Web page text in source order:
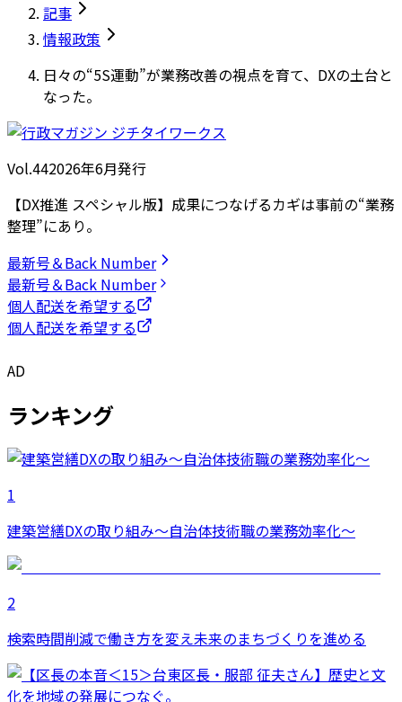
記事
情報政策
日々の“5S運動”が業務改善の視点を育て、DXの土台と
なった。
Vol.442026年6月発行
【DX推進 スペシャル版】成果につなげるカギは事前の“業務
整理”にあり。
最新号＆Back Number
最新号＆Back Number
個人配送を希望する
個人配送を希望する
AD
ランキング
1
建築営繕DXの取り組み～自治体技術職の業務効率化～
2
検索時間削減で働き方を変え未来のまちづくりを進める